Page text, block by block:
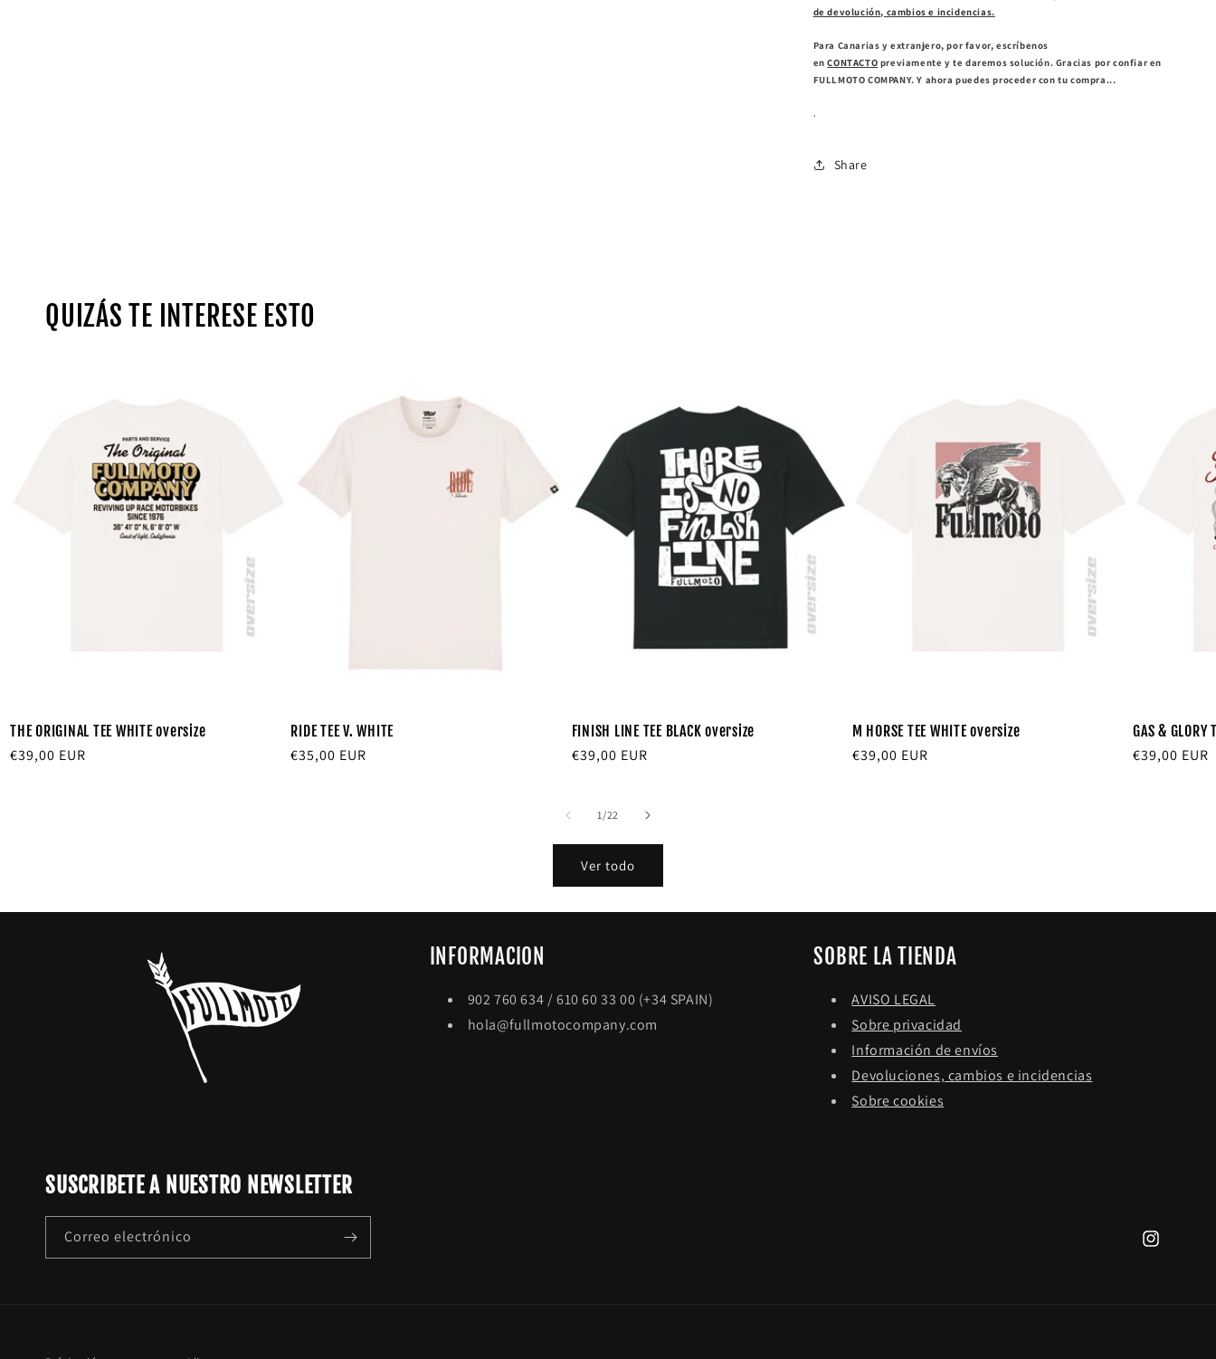
de devolución, cambios e incidencias.
Para Canarias y extranjero, por favor, escríbenos
en CONTACTO previamente y te daremos solución. Gracias por confiar en
FULLMOTO COMPANY. Y ahora puedes proceder con tu compra...
.
Share
QUIZÁS TE INTERESE ESTO
THE ORIGINAL TEE WHITE oversize
Precio
€39,00 EUR
RIDE TEE V. WHITE
Precio
€35,00 EUR
FINISH LINE TEE BLACK oversize
Precio
€39,00 EUR
M HORSE TEE WHITE oversize
Precio
€39,00 EUR
GAS &
Precio
€39,00 EUR
1/de
22
Ver todo
INFORMACION
902 760 634 / 610 60 33 00 (+34 SPAIN)
hola@fullmotocompany.com
SOBRE LA TIENDA
AVISO LEGAL
Sobre privacidad
Información de envíos
Devoluciones, cambios e incidencias
Sobre cookies
SUSCRIBETE A NUESTRO NEWSLETTER
Correo electrónico
Instagram